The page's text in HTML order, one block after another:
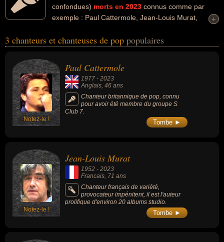
confondues) morts en 2023 connus comme par
exemple : Paul Cattermole, Jean-Louis Murat,
les domaines de l'art, de la musique, de la pop, du rock, de
également avoir été artiste, chanteur, musicien, chanteur de rock,
chanteur de variétés, compositeur, compositeur de rock,
compositeur de variétés, guitariste, chanteur de k-pop ou
mannequin. En ce qui concerne leurs nationalités au moment de
leurs morts, ils peuvent avoir été anglais, francais ou sud coréen
par exemple.
+
+
3 chanteurs et chanteuses de pop populaires
Notez-le !
Paul Cattermole
1977 - 2023
Anglais, 46 ans
Chanteur britannique de pop, connu
pour avoir été membre du groupe S
Club 7.
Tombe ►
Notez-le !
Jean-Louis Murat
1952 - 2023
Francais , 71 ans
Chanteur français de variété,
provocateur impénitent, il est l'auteur
prolifique d'environ 20 albums studio.
Tombe ►